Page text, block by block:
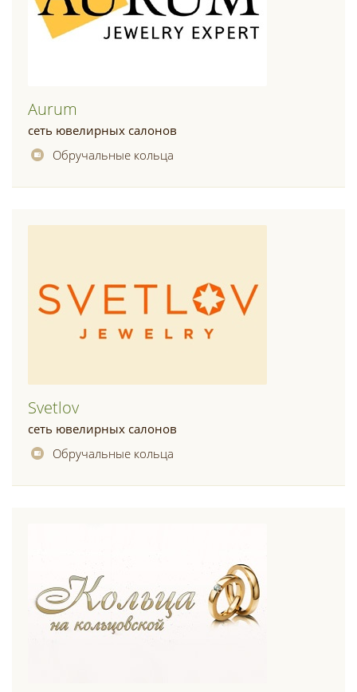
Aurum
сеть ювелирных салонов
Обручальные кольца
Svetlov
сеть ювелирных салонов
Обручальные кольца